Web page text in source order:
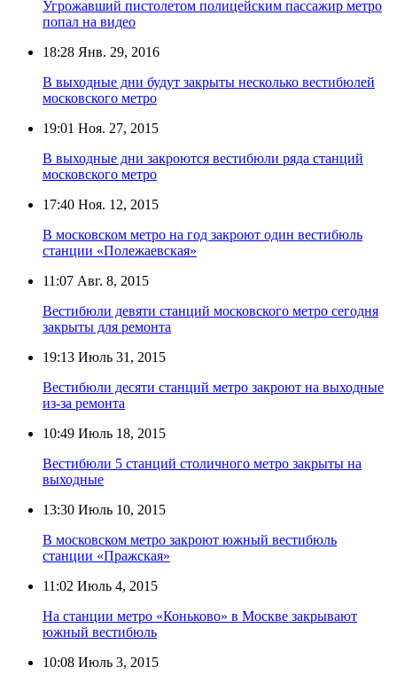
Угрожавший пистолетом полицейским пассажир метро
попал на видео
18:28 Янв. 29, 2016
В выходные дни будут закрыты несколько вестибюлей
московского метро
19:01 Ноя. 27, 2015
В выходные дни закроются вестибюли ряда станций
московского метро
17:40 Ноя. 12, 2015
В московском метро на год закроют один вестибюль
станции «Полежаевская»
11:07 Авг. 8, 2015
Вестибюли девяти станций московского метро сегодня
закрыты для ремонта
19:13 Июль 31, 2015
Вестибюли десяти станций метро закроют на выходные
из-за ремонта
10:49 Июль 18, 2015
Вестибюли 5 станций столичного метро закрыты на
выходные
13:30 Июль 10, 2015
В московском метро закроют южный вестибюль
станции «Пражская»
11:02 Июль 4, 2015
На станции метро «Коньково» в Москве закрывают
южный вестибюль
10:08 Июль 3, 2015